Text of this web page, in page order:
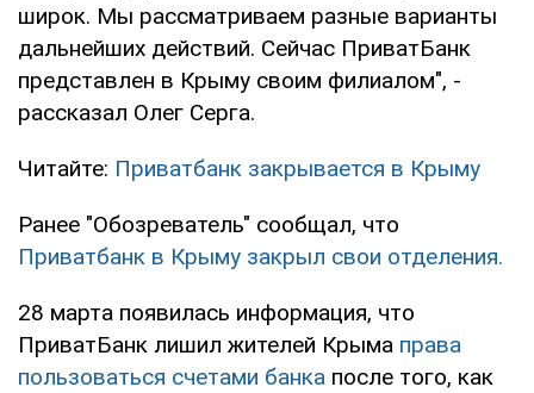
широк. Мы рассматриваем разные варианты
дальнейших действий. Сейчас ПриватБанк
представлен в Крыму своим филиалом", -
рассказал Олег Серга.
Читайте: Приватбанк закрывается в Крыму
Ранее "Обозреватель" сообщал, что
Приватбанк в Крыму закрыл свои отделения.
28 марта появилась информация, что
ПриватБанк лишил жителей Крыма права
пользоваться счетами банка после того, как